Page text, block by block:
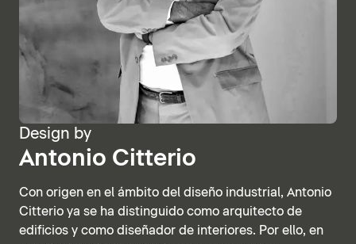
Design by
Antonio Citterio
Con origen en el ámbito del diseño industrial, Antonio
Citterio ya se ha distinguido como arquitecto de
edificios y como diseñador de interiores. Por ello, en